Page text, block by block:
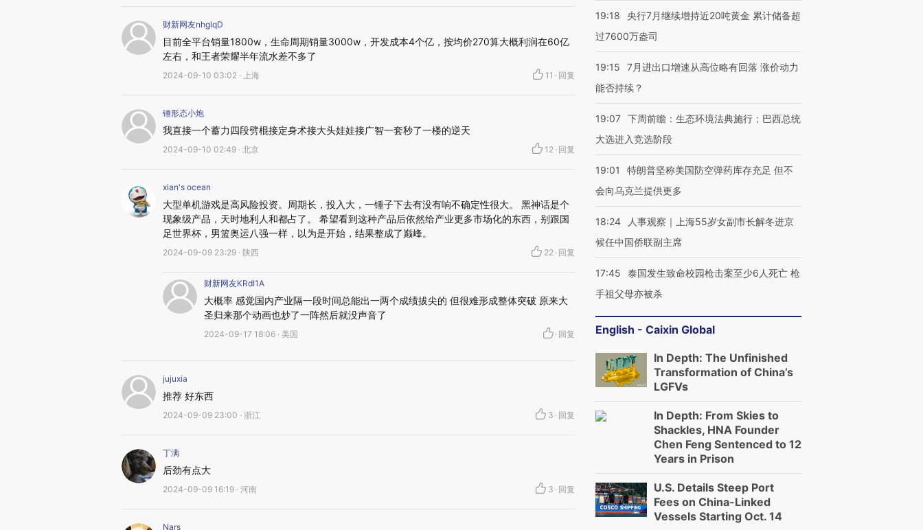
财新网友nhglqD
目前全平台销量1800w，生命周期销量3000w，开发成本4个亿，按均价270算大概利润在60亿
左右，和王者荣耀半年流水差不多了
2024-09-10 03:02 · 上海 11 · 回复
锤形态小炮
我直接一个蓄力四段劈棍接定身术接大头娃娃接广智一套秒了一楼的逆天
2024-09-10 02:49 · 北京 12 · 回复
xian's ocean
大型单机游戏是高风险投资。周期长，投入大，一锤子下去有没有响不确定性很大。 黑神话是个
现象级产品，天时地利人和都占了。 希望看到这种产品后依然给产业更多市场化的东西，别跟国
足世界杯，男篮奥运八强一样，以为是开始，结果整成了巅峰。
2024-09-09 23:29 · 陕西 22 · 回复
财新网友KRdI1A
大概率 感觉国内产业隔一段时间总能出一两个成绩拔尖的 但很难形成整体突破 原来大
圣归来那个动画也炒了一阵然后就没声音了
2024-09-17 18:06 · 美国 · 回复
jujuxia
推荐 好东西
2024-09-09 23:00 · 浙江 3 · 回复
丁满
后劲有点大
2024-09-09 16:19 · 河南 3 · 回复
Nars
19:18
央行7月继续增持近20吨黄金 累计储备超
过7600万盎司
19:15
7月进出口增速从高位略有回落 涨价动力
能否持续？
19:07 下周前瞻：生态环境法典施行；巴西总统
大选进入竞选阶段
19:01
特朗普坚称美国防空弹药库存充足 但不
会向乌克兰提供更多
18:24
人事观察｜上海55岁女副市长解冬进京
候任中国侨联副主席
17:45
泰国发生致命校园枪击案至少6人死亡 枪
手祖父母亦被杀
English - Caixin Global
In Depth: The Unfinished
Transformation of China’s
LGFVs
In Depth: From Skies to
Shackles, HNA Founder
Chen Feng Sentenced to 12
Years in Prison
U.S. Details Steep Port
Fees on China-Linked
Vessels Starting Oct. 14